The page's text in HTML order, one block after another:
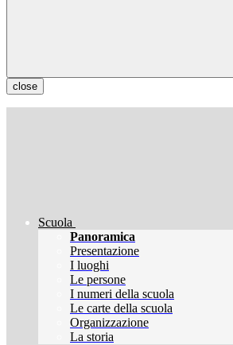
close
Scuola
Panoramica
Presentazione
I luoghi
Le persone
I numeri della scuola
Le carte della scuola
Organizzazione
La storia